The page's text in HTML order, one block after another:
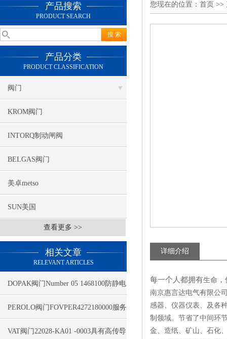
产品搜索
PRODUCT SEARCH
产品分类
PRODUCT CLASSIFICATION
阀门
KROM阀门
INTORQ制动闸阀
BELGAS阀门
美卓metso
SUN美国
查看更多 >>
相关文章
RELEVANT ARTICLES
DOPAK阀门Number 05 1468100防静电
PEROLO阀门FOVPER4272180000服务
专业
VAT阀门22028-KA01 -0003具有高传导
您现在的位置： 首页 >>
详细介绍
每一个人都拥有生命
南京惠言达电气有限公
感器、仪器仪表、及各
制领域。节省了中间环
金、造纸、矿山、石化